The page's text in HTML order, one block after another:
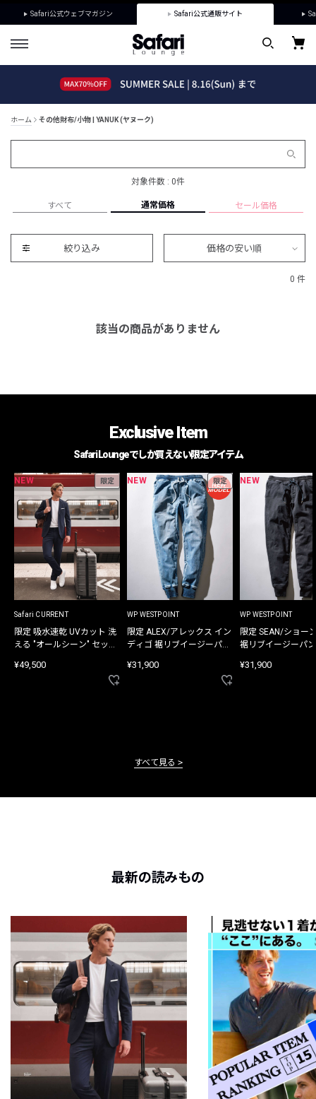
Safari公式ウェブマガジン Safari公式通販サイト
ホーム その他財布/小物 | YANUK (ヤヌーク)
対象件数 : 0件
すべて 通常価格 セール価格
絞り込み 価格の安い順
0 件
該当の商品がありません
Exclusive Item
Safari Loungeでしか買えない限定アイテム
NEW 限定
Safari CURRENT
限定 吸水速乾 UVカット 洗
える "オールシーン" セット
¥49,500
NEW 限定
WP WESTPOINT
限定 ALEX/アレックス イン
ディゴ 裾リブイージーパン
¥31,900
NEW
WP WESTPOINT
限定 SEAN/ショー
裾リブイージーパ
¥31,900
すべて見る
最新の読みもの